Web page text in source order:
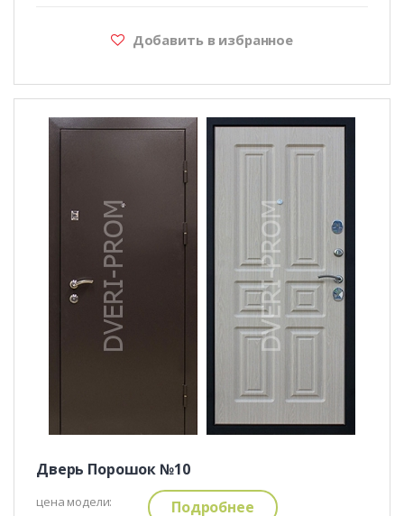
Добавить в избранное
Дверь Порошок №10
цена модели: Подробнее